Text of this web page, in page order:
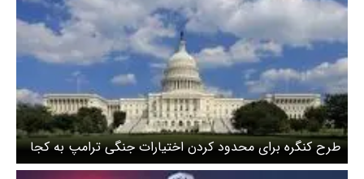
طرح کنگره برای محدود کردن اختیارات جنگی ترامپ به کجا
کشید؟